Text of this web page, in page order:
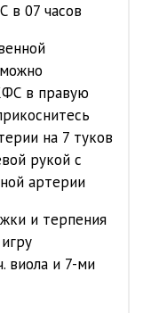
в 07 часов
в правую
на 7 туков
рукой с
артерии
и терпения
виола и 7-ми